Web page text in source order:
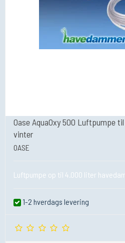
Oase AquaOxy 500 Luftpumpe
vinter
OASE
Luftpumpe op til 4.000 liter
1-2 hverdags levering